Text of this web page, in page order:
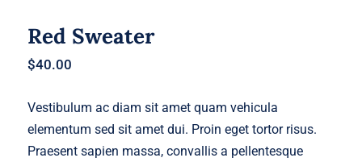
Red Sweater
$40.00
Vestibulum ac diam sit amet quam vehicula
elementum sed sit amet dui. Proin eget tortor risus.
Praesent sapien massa, convallis a pellentesque